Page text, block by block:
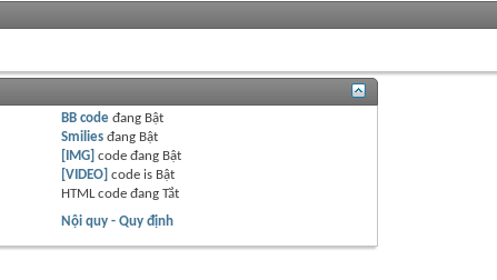
BB codeđang Bật
Smiliesđang Bật
[IMG] code đang Bật
[VIDEO] code is Bật
HTML code đang Tắt
Nội quy - Quy định